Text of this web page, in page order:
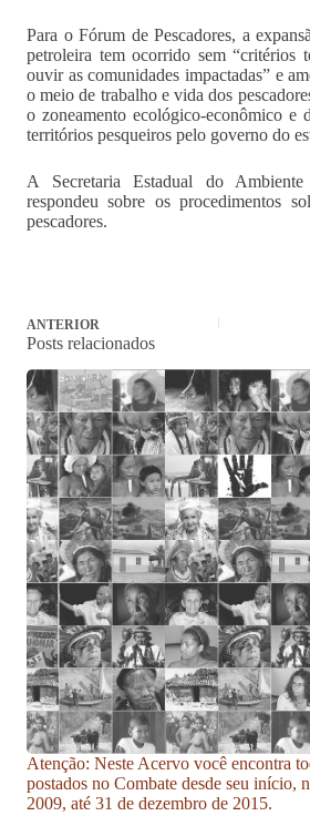
Para o Fórum de Pescadores, a
petroleira tem ocorrido sem “critérios
ouvir as comunidades impactadas” e
o meio de trabalho e vida dos
o zoneamento ecológico-econômico e
territórios pesqueiros pelo governo do
A Secretaria Estadual do
respondeu sobre os procedimentos
pescadores.
ANTERIOR
Posts relacionados
Atenção: Neste Acervo você encontra
postados no Combate desde seu início,
2009, até 31 de dezembro de 2015.